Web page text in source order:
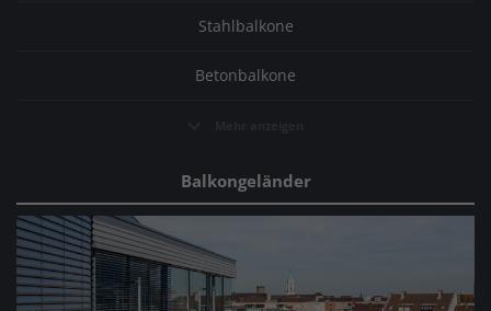
Stahlbalkone
Betonbalkone
Balkongeländer